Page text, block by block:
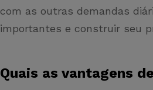
com as outras demandas
importantes e construir seu
Quais as vantagens